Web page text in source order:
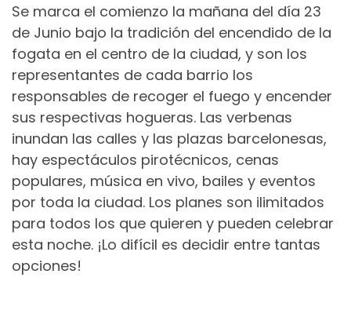
Se marca el comienzo la mañana del día 23
de Junio bajo la tradición del encendido de la
fogata en el centro de la ciudad, y son los
representantes de cada barrio los
responsables de recoger el fuego y encender
sus respectivas hogueras. Las verbenas
inundan las calles y las plazas barcelonesas,
hay espectáculos pirotécnicos, cenas
populares, música en vivo, bailes y eventos
por toda la ciudad. Los planes son ilimitados
para todos los que quieren y pueden celebrar
esta noche. ¡Lo difícil es decidir entre tantas
opciones!